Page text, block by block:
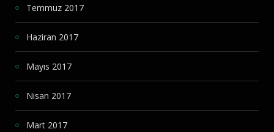
Temmuz 2017
Haziran 2017
Mayıs 2017
Nisan 2017
Mart 2017